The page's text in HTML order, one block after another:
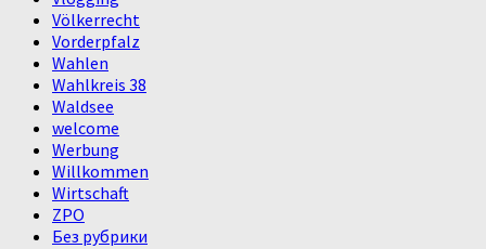
Völkerrecht
Vorderpfalz
Wahlen
Wahlkreis 38
Waldsee
welcome
Werbung
Willkommen
Wirtschaft
ZPO
Без рубрики